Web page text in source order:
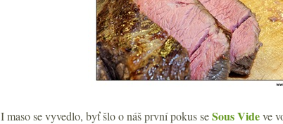
I maso se vyvedlo, byť šlo o náš první pokus seSous Videve